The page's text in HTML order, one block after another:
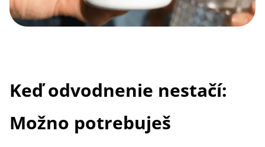
Keď odvodnenie nestačí:
Možno potrebuješ